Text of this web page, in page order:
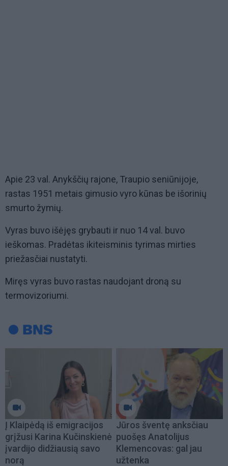
Apie 23 val. Anykščių rajone, Traupio seniūnijoje,
rastas 1951 metais gimusio vyro kūnas be išorinių
smurto žymių.
Vyras buvo išėjęs grybauti ir nuo 14 val. buvo
ieškomas. Pradėtas ikiteisminis tyrimas mirties
priežasčiai nustatyti.
Miręs vyras buvo rastas naudojant droną su
termovizoriumi.
Į Klaipėdą iš emigracijos
grįžusi Karina Kučinskienė
įvardijo didžiausią savo
norą
Jūros šventę anksčiau
puošęs Anatolijus
Klemencovas: gal jau
užtenka